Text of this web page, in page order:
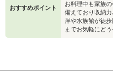
おすすめポイント
お料理中も家族
備えており収納
岸や水族館が徒
までお気軽にどう